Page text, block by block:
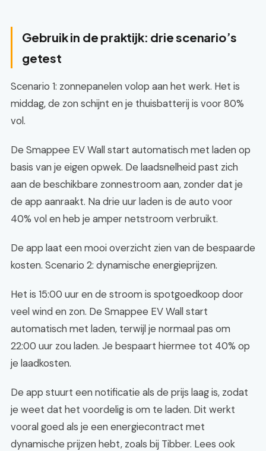
Gebruik in de praktijk: drie scenario’s
getest
Scenario 1: zonnepanelen volop aan het werk. Het is
middag, de zon schijnt en je thuisbatterij is voor 80%
vol.
De Smappee EV Wall start automatisch met laden op
basis van je eigen opwek. De laadsnelheid past zich
aan de beschikbare zonnestroom aan, zonder dat je
de app aanraakt. Na drie uur laden is de auto voor
40% vol en heb je amper netstroom verbruikt.
De app laat een mooi overzicht zien van de bespaarde
kosten. Scenario 2: dynamische energieprijzen.
Het is 15:00 uur en de stroom is spotgoedkoop door
veel wind en zon. De Smappee EV Wall start
automatisch met laden, terwijl je normaal pas om
22:00 uur zou laden. Je bespaart hiermee tot 40% op
je laadkosten.
De app stuurt een notificatie als de prijs laag is, zodat
je weet dat het voordelig is om te laden. Dit werkt
vooral goed als je een energiecontract met
dynamische prijzen hebt, zoals bij Tibber. Lees ook